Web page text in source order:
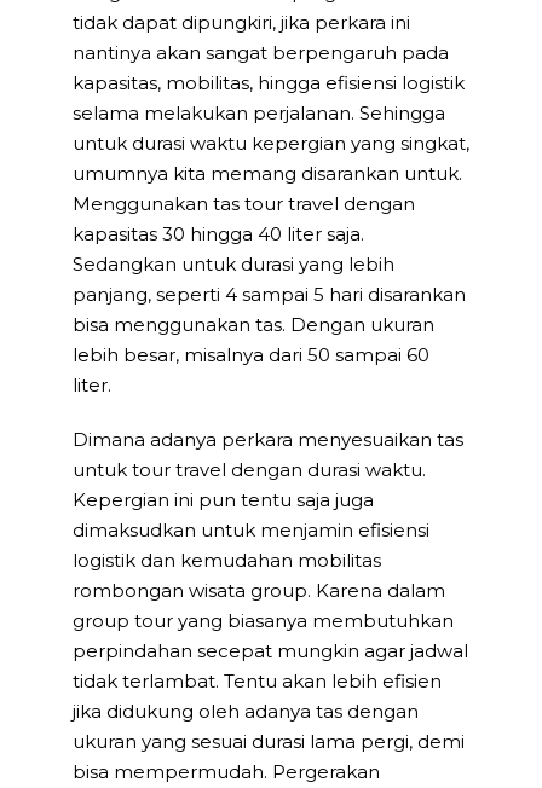
tidak dapat dipungkiri, jika perkara ini
nantinya akan sangat berpengaruh pada
kapasitas, mobilitas, hingga efisiensi logistik
selama melakukan perjalanan. Sehingga
untuk durasi waktu kepergian yang singkat,
umumnya kita memang disarankan untuk.
Menggunakan tas tour travel dengan
kapasitas 30 hingga 40 liter saja.
Sedangkan untuk durasi yang lebih
panjang, seperti 4 sampai 5 hari disarankan
bisa menggunakan tas. Dengan ukuran
lebih besar, misalnya dari 50 sampai 60
liter.
Dimana adanya perkara menyesuaikan tas
untuk tour travel dengan durasi waktu.
Kepergian ini pun tentu saja juga
dimaksudkan untuk menjamin efisiensi
logistik dan kemudahan mobilitas
rombongan wisata group. Karena dalam
group tour yang biasanya membutuhkan
perpindahan secepat mungkin agar jadwal
tidak terlambat. Tentu akan lebih efisien
jika didukung oleh adanya tas dengan
ukuran yang sesuai durasi lama pergi, demi
bisa mempermudah. Pergerakan